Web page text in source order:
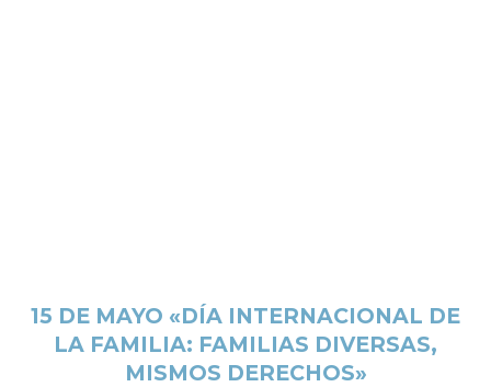
15 DE MAYO «DÍA INTERNACIONAL DE
LA FAMILIA: FAMILIAS DIVERSAS,
MISMOS DERECHOS»